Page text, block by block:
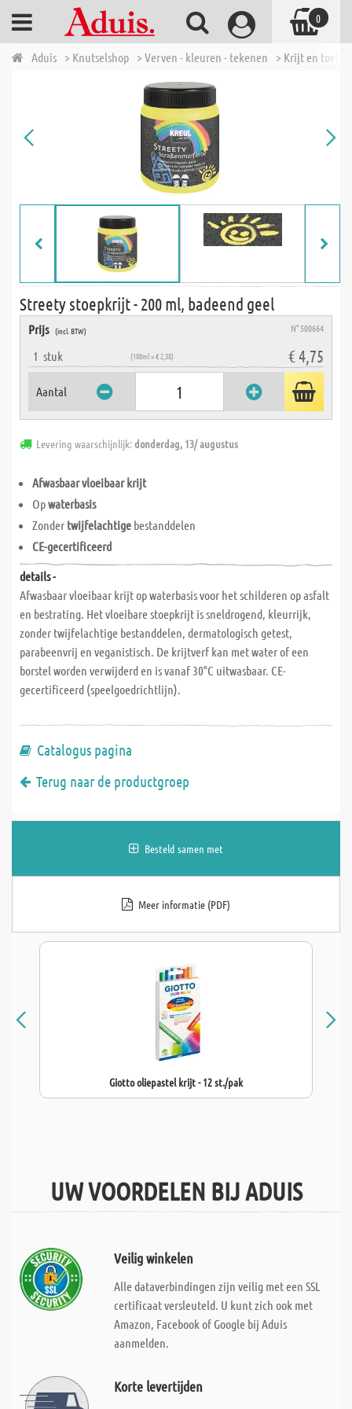
Aduis > Knutselshop > Verven - kleuren - tekenen > Krijt en
Streety stoepkrijt - 200 ml, badeend geel
Prijs (incl. BTW) N° 500664
1 stuk (100ml = € 2,38) € 4,75
Aantal
Levering waarschijnlijk:donderdag, 13/ augustus
Afwasbaar vloeibaar krijt
Opwaterbasis
Zonder twijfelachtige bestanddelen
CE-gecertificeerd
details -
Afwasbaar vloeibaar krijt op waterbasis voor het schilderen op asfalt
en bestrating. Het vloeibare stoepkrijt is sneldrogend, kleurrijk,
zonder twijfelachtige bestanddelen, dermatologisch getest,
parabeenvrij en veganistisch. De krijtverf kan met water of een
borstel worden verwijderd en is vanaf 30°C uitwasbaar. CE-
gecertificeerd (speelgoedrichtlijn).
Catalogus pagina
Terug naar de productgroep
Besteld samen met
Meer informatie (PDF)
Giotto oliepastel krijt - 12 st./pak
UW VOORDELEN BIJ ADUIS
Veilig winkelen
Alle dataverbindingen zijn veilig met een SSL
certificaat versleuteld. U kunt zich ook met
Amazon, Facebook of Google bij Aduis
aanmelden.
Korte levertijden
0